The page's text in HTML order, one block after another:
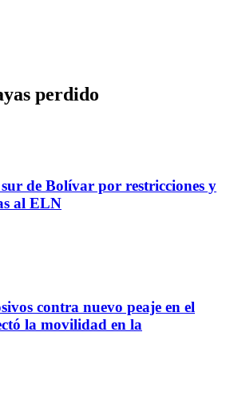
perdido
de Bolívar por restricciones y
al ELN
contra nuevo peaje en el
la movilidad en la